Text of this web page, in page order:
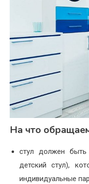
На что
стул должен быть
детский стул),
индивидуальные